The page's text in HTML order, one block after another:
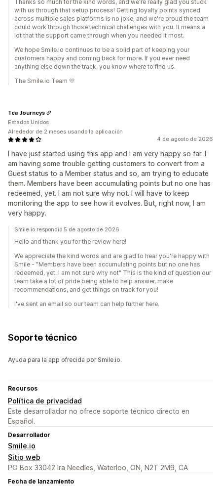
Thanks so much for the kind words, and we're really glad you stuck
with us through that setup process! Getting loyalty points synced
across multiple sales platforms is no joke, and we're proud the team
could work through those technical challenges with you. It means a
lot that the support came through when you needed it most.
We hope Smile.io continues to be a solid part of keeping your
customers happy and coming back for more. If you ever need
anything else down the track, you know where to find us.
The Smile.io Team 💛
4 de agosto de 2026
I have just started using this app and I am very happy so far. I
am having some trouble getting customers to convert from a
Guest status to a Member status and so, am trying to educate
them. Members have been accumulating points but no one has
redeemed, yet. I am not sure why not. I will have to keep
monitoring the app to see how it evolves. But, right now, I am
very happy.
Tea Journeys
Estados Unidos
Alrededor de 2 meses usando la aplicación
Smile.io respondió 5 de agosto de 2026
Hello and thank you for the review here!
We appreciate the kind words and are glad to hear you're happy with
Smile - "Members have been accumulating points but no one has
redeemed, yet. I am not sure why not" This is the kind of question our
team take a lot of pride being able to help answer, make
recommendations, and get things on track for you!
I've sent an email so our team can help further here.
Soporte técnico
Ayuda para la app ofrecida por Smile.io.
Recursos
Política de privacidad
Este desarrollador no ofrece soporte técnico directo en
Español.
Desarrollador
Smile.io
Sitio web
PO Box 33042 Ira Needles, Waterloo, ON, N2T 2M9, CA
Fecha de lanzamiento